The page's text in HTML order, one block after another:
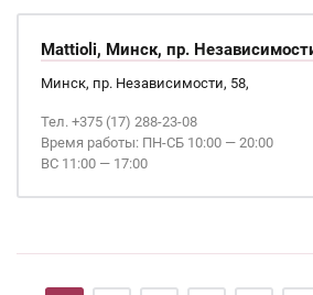
Mattioli, Минск, пр.
Минск, пр. Независимости, 58,
Тел. +375 (17) 288-23-08
Время работы: ПН-СБ 10:00 — 20:00
ВС 11:00 — 17:00
Страницы